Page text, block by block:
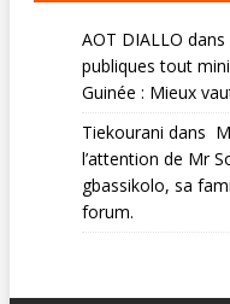
AOT DIALLO dans
publiques tout
Guinée : Mieux
Tiekourani dans
l’attention de Mr
gbassikolo, sa
forum.